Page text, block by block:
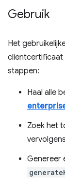
Gebruik
Het
clientcertificaat
stappen:
Haal alle
Zoek het
Genereer